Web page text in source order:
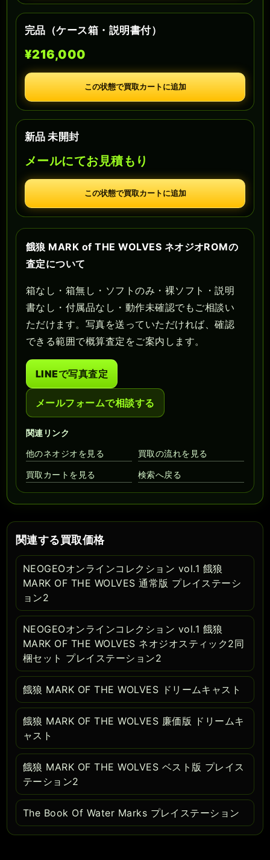
完品（ケース箱・説明書付）
¥216,000
この状態で買取カートに追加
新品 未開封
メールにてお見積もり
この状態で買取カートに追加
餓狼 MARK of THE WOLVES ネオジオROMの
査定について
箱なし・箱無し・ソフトのみ・裸ソフト・説明
書なし・付属品なし・動作未確認でもご相談い
ただけます。写真を送っていただければ、確認
できる範囲で概算査定をご案内します。
LINEで写真査定
メールフォームで相談する
関連リンク
他のネオジオを見る
買取の流れを見る
買取カートを見る 検索へ戻る
関連する買取価格
NEOGEOオンラインコレクション vol.1 餓狼
MARK OF THE WOLVES 通常版 プレイステーシ
ョン2
NEOGEOオンラインコレクション vol.1 餓狼
MARK OF THE WOLVES ネオジオスティック2同
梱セット プレイステーション2
餓狼 MARK OF THE WOLVES ドリームキャスト
餓狼 MARK OF THE WOLVES 廉価版 ドリームキ
ャスト
餓狼 MARK OF THE WOLVES ベスト版 プレイス
テーション2
The Book Of Water Marks プレイステーション